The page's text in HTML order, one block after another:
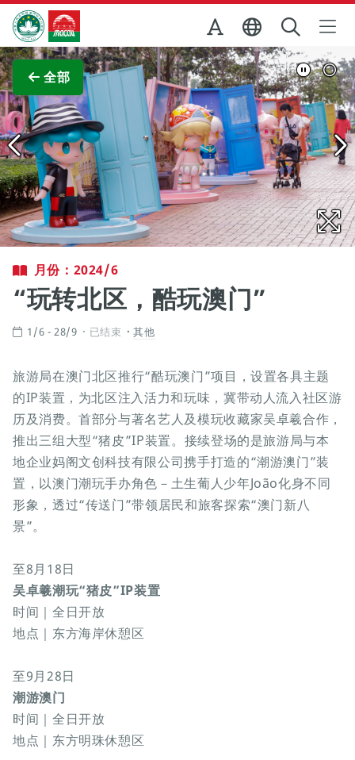
跳至主内容
澳门特别行政区政府旅游局
全部
查看原图
月份：2024/6
“玩转北区，酷玩澳门”
1/6 - 28/9 已结束 其他
旅游局在澳门北区推行“酷玩澳门”项目，设置各具主题
的IP装置，为北区注入活力和玩味，冀带动人流入社区游
历及消费。首部分与著名艺人及模玩收藏家吴卓羲合作，
推出三组大型“猪皮”IP装置。接续登场的是旅游局与本
地企业妈阁文创科技有限公司携手打造的“潮游澳门”装
置，以澳门潮玩手办角色－土生葡人少年João化身不同
形象，透过“传送门”带领居民和旅客探索“澳门新八
景”。
至8月18日
吴卓羲潮玩“猪皮”IP装置
时间｜全日开放
地点｜东方海岸休憩区
至9月28日
潮游澳门
时间｜全日开放
地点｜东方明珠休憩区